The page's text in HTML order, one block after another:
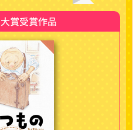
賞受賞作品